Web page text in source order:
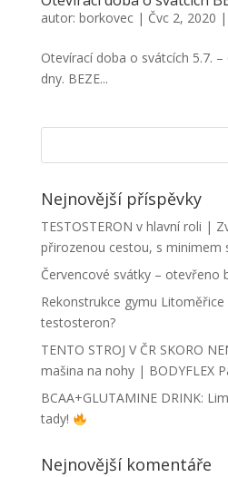
autor: borkovec| Čvc 2, 2020 |
Otevírací doba o svátcích 5.7.
dny. BEZE...
Nejnovější příspěvky
TESTOSTERON v hlavní roli |
přirozenou cestou, s minimem
Červencové svátky – otevřeno
Rekonstrukce gymu
testosteron?
TENTO STROJ V ČR SKORO
mašina na nohy | BODYFLEX
BCAA+GLUTAMINE DRINK:
tady!
Nejnovější komentáře